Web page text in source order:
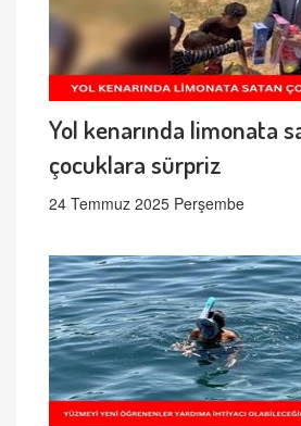
Yol kenarında limonata
çocuklara sürpriz
24 Temmuz 2025 Perşembe